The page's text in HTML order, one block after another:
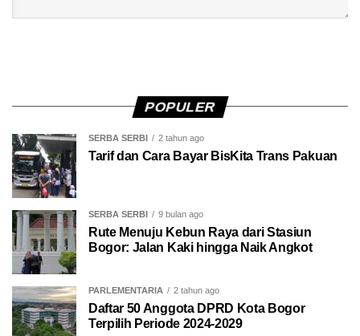
POPULER
SERBA SERBI 2 tahun ago
Tarif dan Cara Bayar BisKita Trans Pakuan
SERBA SERBI 9 bulan ago
Rute Menuju Kebun Raya dari Stasiun
Bogor: Jalan Kaki hingga Naik Angkot
PARLEMENTARIA 2 tahun ago
Daftar 50 Anggota DPRD Kota Bogor
Terpilih Periode 2024-2029